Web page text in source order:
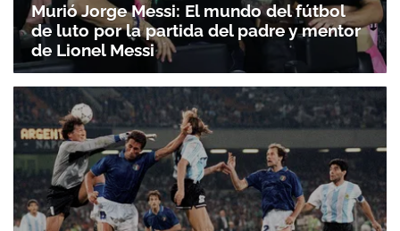
Murió Jorge Messi: El mundo del fútbol
de luto por la partida del padre y mentor
de Lionel Messi